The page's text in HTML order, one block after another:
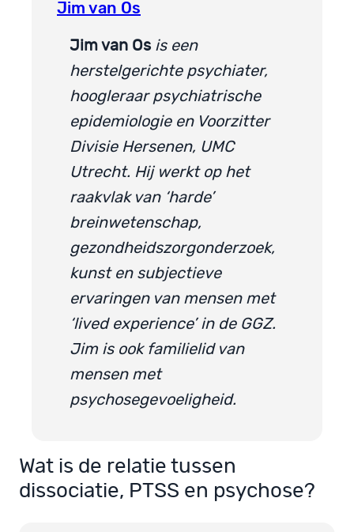
Jim van Os
Jim van Os is een
herstelgerichte psychiater,
hoogleraar psychiatrische
epidemiologie en Voorzitter
Divisie Hersenen, UMC
Utrecht. Hij werkt op het
raakvlak van ‘harde’
breinwetenschap,
gezondheidszorgonderzoek,
kunst en subjectieve
ervaringen van mensen met
‘lived experience’ in de GGZ.
Jim is ook familielid van
mensen met
psychosegevoeligheid.
Wat is de relatie tussen
dissociatie, PTSS en psychose?